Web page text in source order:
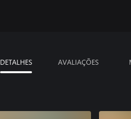
DETALHES AVALIAÇÕES